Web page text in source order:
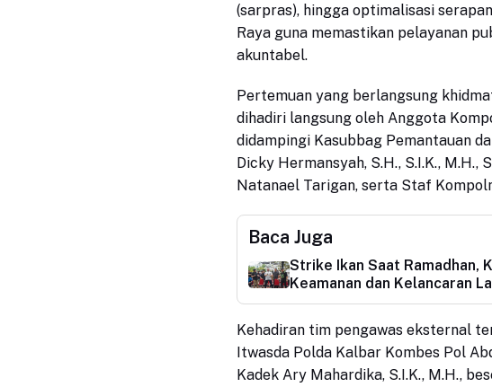
(sarpras), hingga optimalisasi
Raya guna memastikan pelayanan
akuntabel.
Pertemuan yang berlangsung
dihadiri langsung oleh Anggota
didampingi Kasubbag Pemantauan
Dicky Hermansyah, S.H., S.I.K.,
Natanael Tarigan, serta Staf
Baca Juga
Strike Ikan Saat Ramadhan,
Keamanan dan Kelancaran
Kehadiran tim pengawas eksternal
Itwasda Polda Kalbar Kombes Pol
Kadek Ary Mahardika, S.I.K., M.H.,